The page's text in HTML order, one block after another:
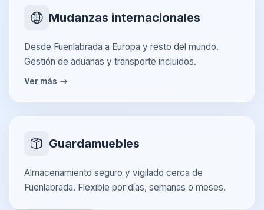
Mudanzas internacionales
Desde Fuenlabrada a Europa y resto del mundo.
Gestión de aduanas y transporte incluidos.
Ver más
Guardamuebles
Almacenamiento seguro y vigilado cerca de
Fuenlabrada. Flexible por días, semanas o meses.